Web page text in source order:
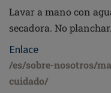
Lavar a mano con
secadora. No
Enlace
/es/sobre-nosotros/
cuidado/